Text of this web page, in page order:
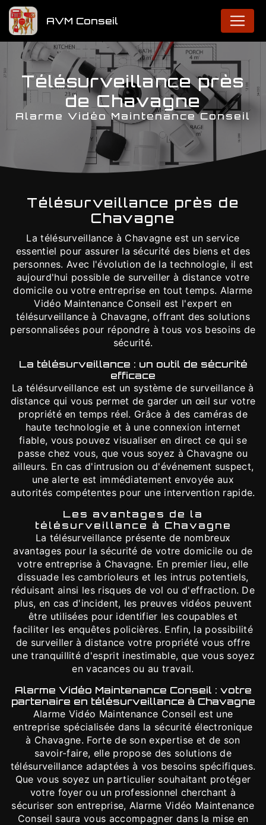
AVM Conseil
Télésurveillance près
de Chavagne
Alarme Vidéo Maintenance Conseil
Télésurveillance près de
Chavagne
La télésurveillance à Chavagne est un service
essentiel pour assurer la sécurité des biens et des
personnes. Avec l'évolution de la technologie, il est
aujourd'hui possible de surveiller à distance votre
domicile ou votre entreprise en tout temps. Alarme
Vidéo Maintenance Conseil est l'expert en
télésurveillance à Chavagne, offrant des solutions
personnalisées pour répondre à tous vos besoins de
sécurité.
La télésurveillance : un outil de sécurité
efficace
La télésurveillance est un système de surveillance à
distance qui vous permet de garder un œil sur votre
propriété en temps réel. Grâce à des caméras de
haute technologie et à une connexion internet
fiable, vous pouvez visualiser en direct ce qui se
passe chez vous, que vous soyez à Chavagne ou
ailleurs. En cas d'intrusion ou d'événement suspect,
une alerte est immédiatement envoyée aux
autorités compétentes pour une intervention rapide.
Les avantages de la
télésurveillance à Chavagne
La télésurveillance présente de nombreux
avantages pour la sécurité de votre domicile ou de
votre entreprise à Chavagne. En premier lieu, elle
dissuade les cambrioleurs et les intrus potentiels,
réduisant ainsi les risques de vol ou d'effraction. De
plus, en cas d'incident, les preuves vidéos peuvent
être utilisées pour identifier les coupables et
faciliter les enquêtes policières. Enfin, la possibilité
de surveiller à distance votre propriété vous offre
une tranquillité d'esprit inestimable, que vous soyez
en vacances ou au travail.
Alarme Vidéo Maintenance Conseil : votre
partenaire en télésurveillance à Chavagne
Alarme Vidéo Maintenance Conseil est une
entreprise spécialisée dans la sécurité électronique
à Chavagne. Forte de son expertise et de son
savoir-faire, elle propose des solutions de
télésurveillance adaptées à vos besoins spécifiques.
Que vous soyez un particulier souhaitant protéger
votre foyer ou un professionnel cherchant à
sécuriser son entreprise, Alarme Vidéo Maintenance
Conseil saura vous accompagner dans la mise en
Panneau de gestion des cookies